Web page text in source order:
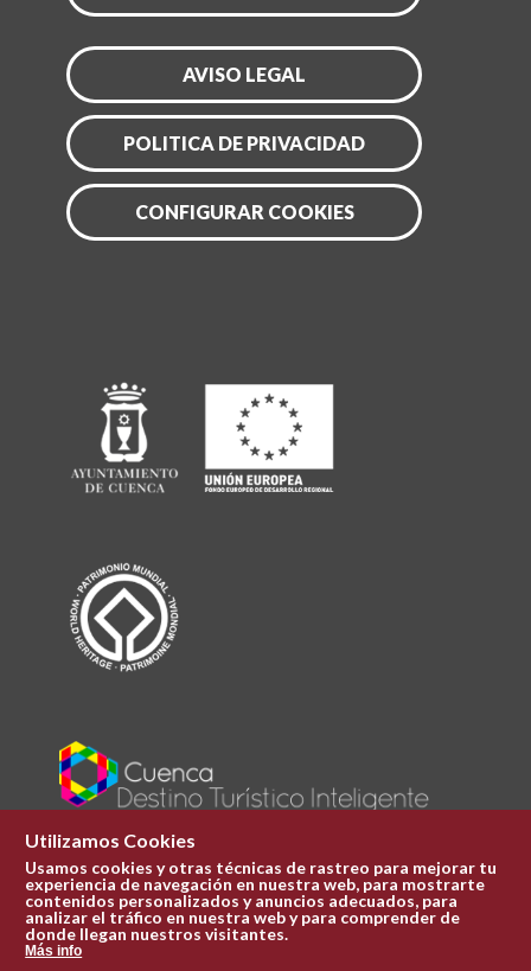
AVISO LEGAL
POLITICA DE PRIVACIDAD
CONFIGURAR COOKIES
Plaza Mayor 1
969 241 051
ofi.turismo@cuenca.es
Utilizamos Cookies
Usamos cookies y otras técnicas de rastreo para mejorar tu
experiencia de navegación en nuestra web, para mostrarte
contenidos personalizados y anuncios adecuados, para
analizar el tráfico en nuestra web y para comprender de
donde llegan nuestros visitantes.
Más info